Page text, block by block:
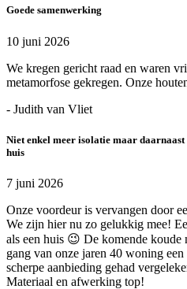
Goede samenwerking
10 juni 2026
We kregen gericht raad en waren
metamorfose gekregen. Onze
- Judith van Vliet
Niet enkel meer isolatie maar
huis
7 juni 2026
Onze voordeur is vervangen door
We zijn hier nu zo gelukkig mee!
als een huis 😉 De komende koude
gang van onze jaren 40 woning
scherpe aanbieding gehad
Materiaal en afwerking top!